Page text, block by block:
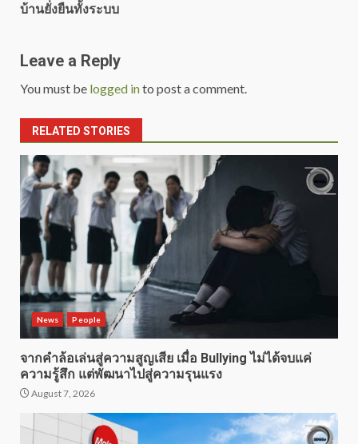
บ้านยั่งยืนทั้งระบบ
Leave a Reply
You must be logged into post a comment.
RELATED STORIES
News People
จากคำล้อเล่นสู่ความสูญเสีย เมื่อ Bullying ไม่ได้จบแค่
ความรู้สึก แต่พัฒนาไปสู่ความรุนแรง
August 7, 2026